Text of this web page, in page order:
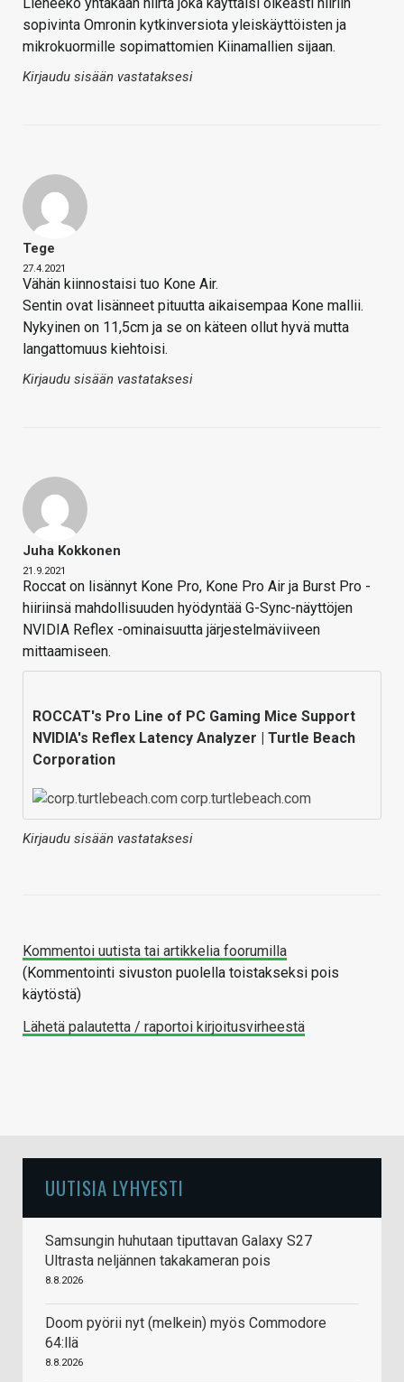
sopivinta Omronin kytkinversiota yleiskäyttöisten ja
mikrokuormille sopimattomien Kiinamallien sijaan.
Kirjaudu sisään vastataksesi
Tege
27.4.2021
Vähän kiinnostaisi tuo Kone Air.
Sentin ovat lisänneet pituutta aikaisempaa Kone mallii.
Nykyinen on 11,5cm ja se on käteen ollut hyvä mutta
langattomuus kiehtoisi.
Kirjaudu sisään vastataksesi
Juha Kokkonen
21.9.2021
Roccat on lisännyt Kone Pro, Kone Pro Air ja Burst Pro -
hiiriinsä mahdollisuuden hyödyntää G-Sync-näyttöjen
NVIDIA Reflex -ominaisuutta järjestelmäviiveen
mittaamiseen.
ROCCAT's Pro Line of PC Gaming Mice Support
NVIDIA's Reflex Latency Analyzer | Turtle Beach
Corporation
corp.turtlebeach.com
Kirjaudu sisään vastataksesi
Kommentoi uutista tai artikkelia foorumilla
(Kommentointi sivuston puolella toistakseksi pois
käytöstä)
Lähetä palautetta / raportoi kirjoitusvirheestä
UUTISIA LYHYESTI
Samsungin huhutaan tiputtavan Galaxy S27
Ultrasta neljännen takakameran pois
8.8.2026
Doom pyörii nyt (melkein) myös Commodore
64:llä
8.8.2026